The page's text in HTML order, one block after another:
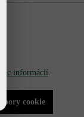
,
voči mrazu -
Viac informácií
cookie